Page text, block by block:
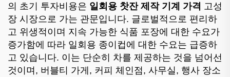
의 초기 투자비용은 일회용 찻잔 제작 기계 가격 고성
장 시장으로 가는 관문입니다. 글로벌적으로 편리하
고 위생적이며 지속 가능한 식품 포장에 대한 수요가
증가함에 따라 일회용 종이컵에 대한 수요는 급증하
고 있습니다. 이는 단순히 차를 제공하는 것을 넘어선
것이며, 버블티 가게, 커피 체인점, 사무실, 행사 장소